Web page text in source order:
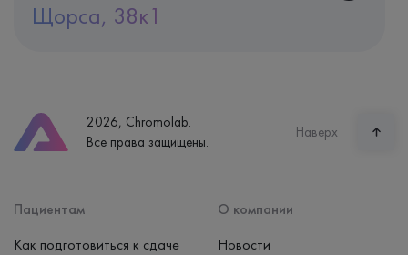
Щорса, 38к1
Часы работы
пн-вс: 7:30-15:00
2026, Chromolab.
Все права защищены.
Наверх
Пациентам
Как подготовиться к сдаче
О компании
Новости